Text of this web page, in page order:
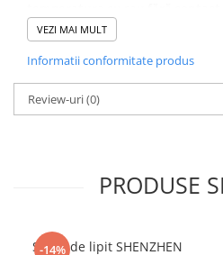
specificatiile produsului, oferind
neomogenitatii de temperatura
punctele masurate., P4960 este
semnalizate prin valori atipice
Specificații
Tipul termometrului
VEZI MAI MULT
Informatii conformitate produs
Review-uri(0)
PRODUSE
-14%
Stație de lipit SHENZHEN